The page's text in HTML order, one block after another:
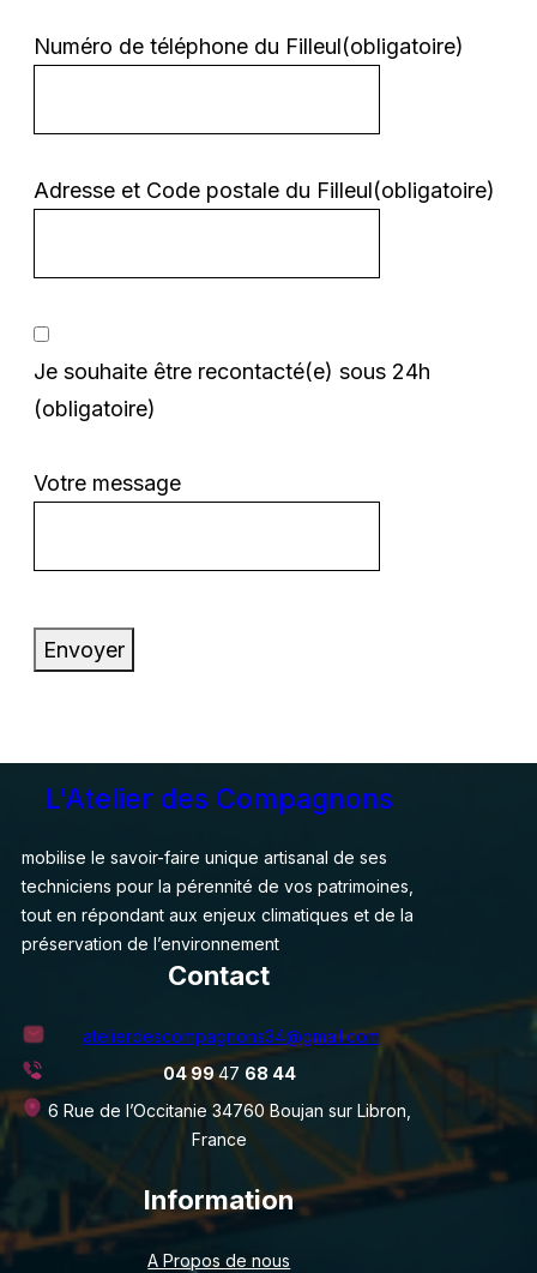
Numéro de téléphone du Filleul(obligatoire)
Adresse et Code postale du Filleul(obligatoire)
Je souhaite être recontacté(e) sous 24h
(obligatoire)
Votre message
Envoyer
L'Atelier des Compagnons
mobilise le savoir-faire unique artisanal de ses
techniciens pour la pérennité de vos patrimoines,
tout en répondant aux enjeux climatiques et de la
préservation de l’environnement
Information
A Propos de nous
Contact
atelierdescompagnons34@gmail.com
04 9947 68 44
6 Rue de l’Occitanie 34760 Boujan sur Libron,
France